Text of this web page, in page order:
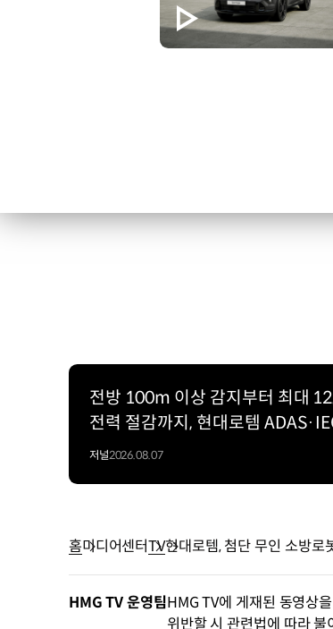
전방 100m 이상 감지부터 최대
전력 절감까지, 현대로템
보는 철도 자동화의 미래
저널2026.08.07
홈미디어센터TV현대로템, 첨단 무인 소방로
HMG TV 운영팀HMG TV에 게재된 동영상
위반할 시 관련법에 따라